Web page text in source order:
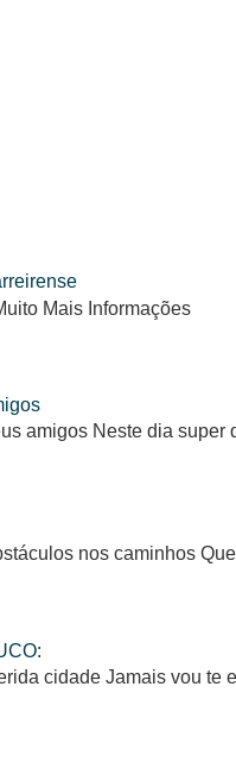
Mais Informações
amigos Neste dia
nos caminhos
cidade Jamais vou te